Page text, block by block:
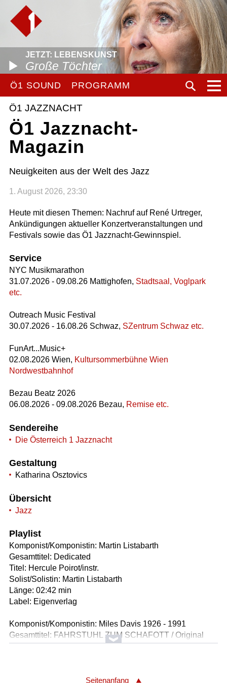
JETZT: LEBENSKUNST
Große Töchter
Ö1 SOUND PROGRAMM
Ö1 JAZZNACHT
Ö1 Jazznacht-
Magazin
Neuigkeiten aus der Welt des Jazz
1. August 2026, 23:30
Heute mit diesen Themen: Nachruf auf René Urtreger,
Ankündigungen aktueller Konzertveranstaltungen und
Festivals sowie das Ö1 Jazznacht-Gewinnspiel.
Service
NYC Musikmarathon
31.07.2026 - 09.08.26 Mattighofen, Stadtsaal, Voglpark
etc.
Outreach Music Festival
30.07.2026 - 16.08.26 Schwaz, SZentrum Schwaz etc.
FunArt...Music+
02.08.2026 Wien, Kultursommerbühne Wien
Nordwestbahnhof
Bezau Beatz 2026
06.08.2026 - 09.08.2026 Bezau, Remise etc.
Sendereihe
Die Österreich 1 Jazznacht
Gestaltung
Katharina Osztovics
Übersicht
Jazz
Playlist
Komponist/Komponistin: Martin Listabarth
Gesamttitel: Dedicated
Titel: Hercule Poirot/instr.
Solist/Solistin: Martin Listabarth
Länge: 02:42 min
Label: Eigenverlag
Komponist/Komponistin: Miles Davis 1926 - 1991
Gesamttitel: FAHRSTUHL ZUM SCHAFOTT / Original
Filmmusik
Seitenanfang